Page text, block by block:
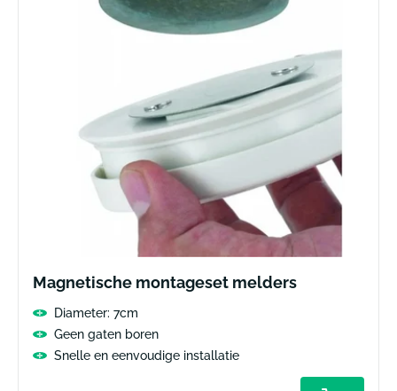
Magnetische montageset melders
Diameter: 7cm
Geen gaten boren
Snelle en eenvoudige installatie